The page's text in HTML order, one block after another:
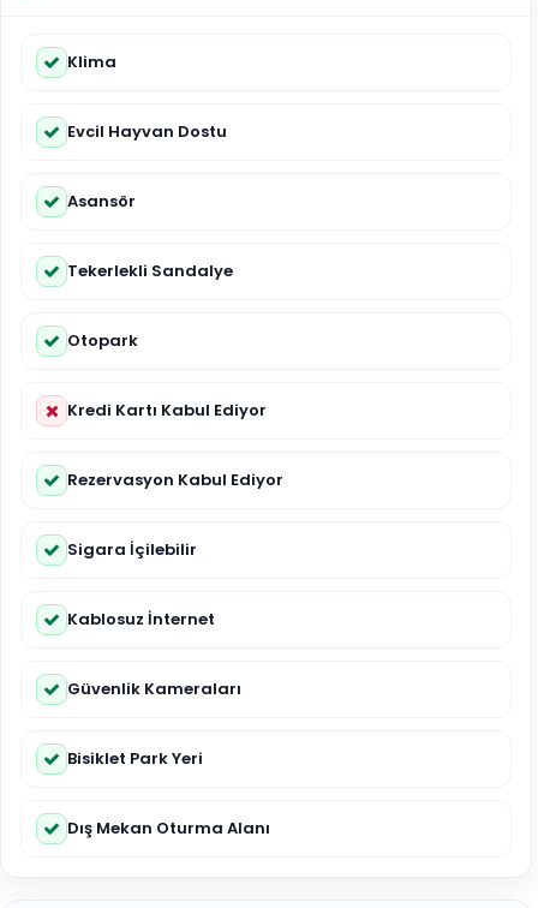
Klima
Evcil Hayvan Dostu
Asansör
Tekerlekli Sandalye
Otopark
Kredi Kartı Kabul Ediyor
Rezervasyon Kabul Ediyor
Sigara İçilebilir
Kablosuz İnternet
Güvenlik Kameraları
Bisiklet Park Yeri
Dış Mekan Oturma Alanı